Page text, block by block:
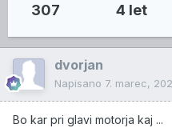
307 4 let
dvorjan
Napisano 7. marec,
Bo kar pri glavi motorja kaj ...